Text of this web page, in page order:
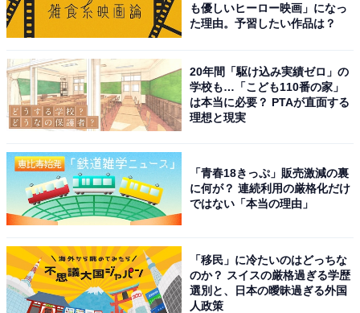
2
も優しいヒーロー映画」になっ
た理由。予習したい作品は？
20年間「駆け込み実績ゼロ」の
学校も…「こども110番の家」
は本当に必要？ PTAが直面する
理想と現実
「青春18きっぷ」販売激減の裏
に何が？ 連続利用の厳格化だけ
ではない「本当の理由」
「移民」に冷たいのはどっちな
のか？ スイスの厳格過ぎる学歴
選別と、日本の曖昧過ぎる外国
人政策